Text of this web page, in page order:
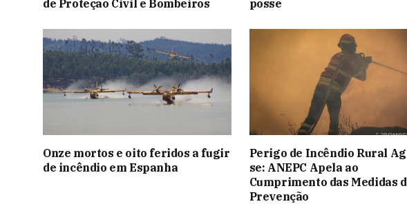
de Proteção Civil e Bombeiros posse
Onze mortos e oito feridos a fugir
de incêndio em Espanha
Perigo de Incêndio Rural
se: ANEPC Apela ao
Cumprimento das Medidas
Prevenção